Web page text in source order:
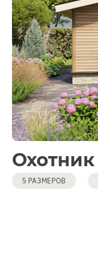
Охотник
5 РАЗМЕРОВ